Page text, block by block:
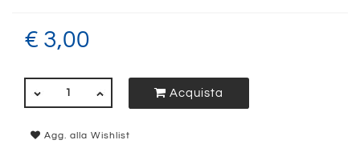
€ 3,00
Acquista
Agg. alla Wishlist